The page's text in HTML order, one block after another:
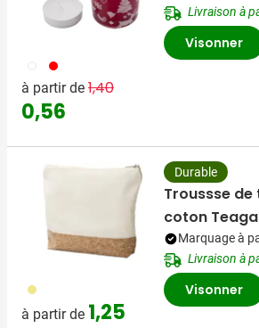
002 008
à partir de Prix normal
1,40
0,56
Livraison à
Visonner
013
à partir de 1,25
Durable
Troussse
coton
Marquage à
Livraison à
Visonner